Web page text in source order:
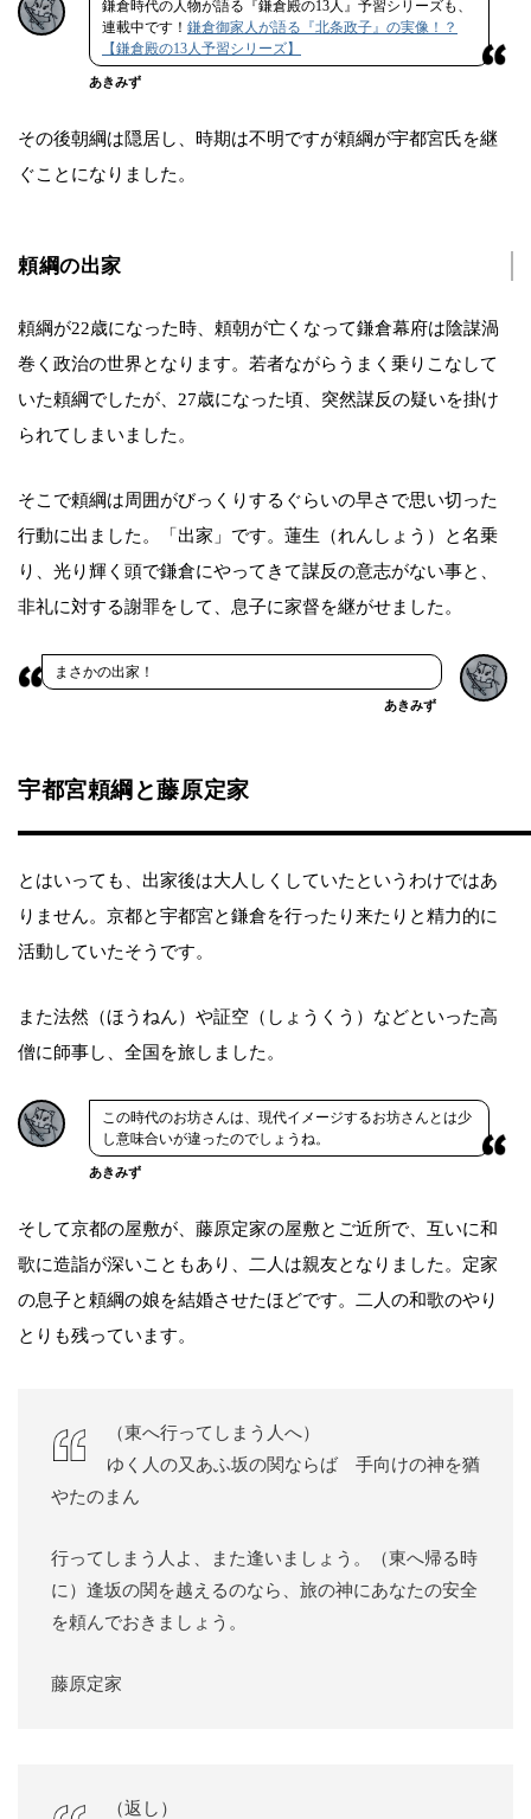
鎌倉時代の人物が語る『鎌倉殿の13人』予習シリーズも、
連載中です！ 鎌倉御家人が語る『北条政子』の実像！？
【鎌倉殿の13人予習シリーズ】
あきみず
その後朝綱は隠居し、時期は不明ですが頼綱が宇都宮氏を継
ぐことになりました。
頼綱の出家
頼綱が22歳になった時、頼朝が亡くなって鎌倉幕府は陰謀渦
巻く政治の世界となります。若者ながらうまく乗りこなして
いた頼綱でしたが、27歳になった頃、突然謀反の疑いを掛け
られてしまいました。
そこで頼綱は周囲がびっくりするぐらいの早さで思い切った
行動に出ました。「出家」です。蓮生（れんしょう）と名乗
り、光り輝く頭で鎌倉にやってきて謀反の意志がない事と、
非礼に対する謝罪をして、息子に家督を継がせました。
まさかの出家！
あきみず
宇都宮頼綱と藤原定家
とはいっても、出家後は大人しくしていたというわけではあ
りません。京都と宇都宮と鎌倉を行ったり来たりと精力的に
活動していたそうです。
また法然（ほうねん）や証空（しょうくう）などといった高
僧に師事し、全国を旅しました。
この時代のお坊さんは、現代イメージするお坊さんとは少
し意味合いが違ったのでしょうね。
あきみず
そして京都の屋敷が、藤原定家の屋敷とご近所で、互いに和
歌に造詣が深いこともあり、二人は親友となりました。定家
の息子と頼綱の娘を結婚させたほどです。二人の和歌のやり
とりも残っています。
（東へ行ってしまう人へ）
ゆく人の又あふ坂の関ならば 手向けの神を猶
やたのまん
行ってしまう人よ、また逢いましょう。（東へ帰る時
に）逢坂の関を越えるのなら、旅の神にあなたの安全
を頼んでおきましょう。
藤原定家
（返し）